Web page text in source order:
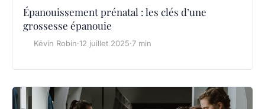
Épanouissement prénatal : les clés d’une
grossesse épanouie
Kévin Robin·12 juillet 2025·7 min